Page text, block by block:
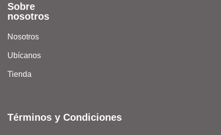
Sobre
nosotros
Nosotros
Ubícanos
Tienda
Términos y Condiciones